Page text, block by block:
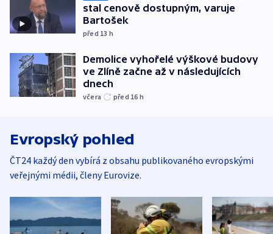
stal cenově dostupným, varuje
Bartošek
před 13 h
Demolice vyhořelé výškové budovy
ve Zlíně začne až v následujících
dnech
včera před 16 h
Evropský pohled
ČT24 každý den vybírá z obsahu publikovaného evropskými
veřejnými médii, členy Eurovize.